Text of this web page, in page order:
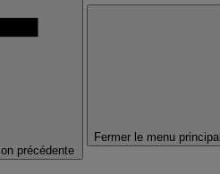
précédente
Fermer le menu principal